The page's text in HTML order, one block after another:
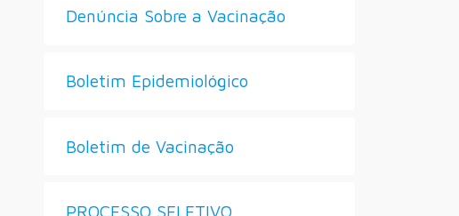
Denúncia Sobre a Vacinação
Boletim Epidemiológico
Boletim de Vacinação
PROCESSO SELETIVO